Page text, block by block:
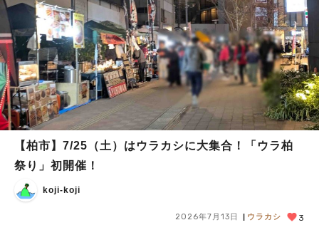
【柏市】7/25（土）はウラカシに大集合！「ウラ柏
祭り」初開催！
koji-koji
2026年7月13日 ウラカシ 3